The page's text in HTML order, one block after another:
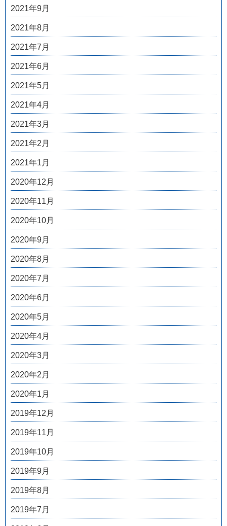
2021年9月
2021年8月
2021年7月
2021年6月
2021年5月
2021年4月
2021年3月
2021年2月
2021年1月
2020年12月
2020年11月
2020年10月
2020年9月
2020年8月
2020年7月
2020年6月
2020年5月
2020年4月
2020年3月
2020年2月
2020年1月
2019年12月
2019年11月
2019年10月
2019年9月
2019年8月
2019年7月